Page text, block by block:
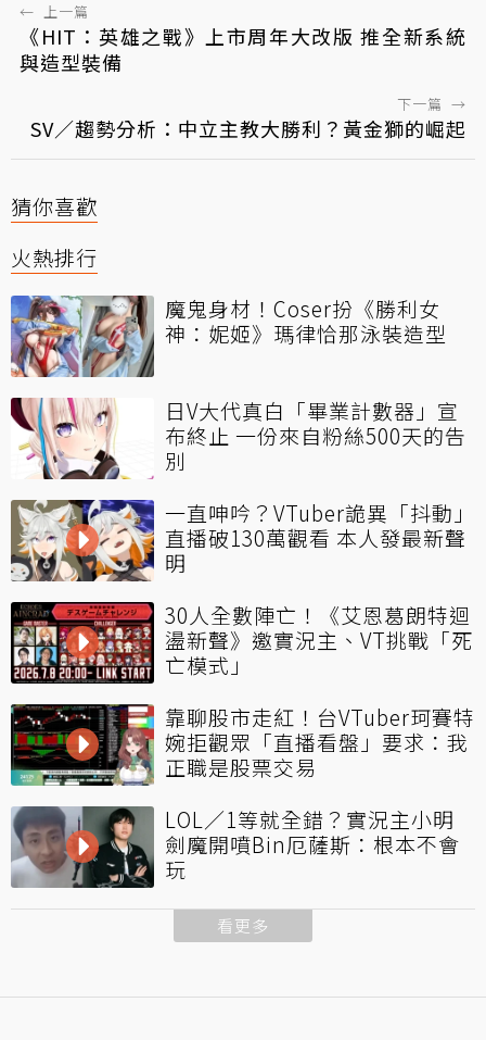
← 上一篇
《HIT：英雄之戰》上市周年大改版 推全新系統
與造型裝備
下一篇 →
SV／趨勢分析：中立主教大勝利？黃金獅的崛起
猜你喜歡
火熱排行
魔鬼身材！Coser扮《勝利女
神：妮姬》瑪律恰那泳裝造型
日V大代真白「畢業計數器」宣
布終止 一份來自粉絲500天的告
別
一直呻吟？VTuber詭異「抖動」
直播破130萬觀看 本人發最新聲
明
30人全數陣亡！《艾恩葛朗特迴
盪新聲》邀實況主、VT挑戰「死
亡模式」
靠聊股市走紅！台VTuber珂賽特
婉拒觀眾「直播看盤」要求：我
正職是股票交易
LOL／1等就全錯？實況主小明
劍魔開噴Bin厄薩斯：根本不會
玩
看更多